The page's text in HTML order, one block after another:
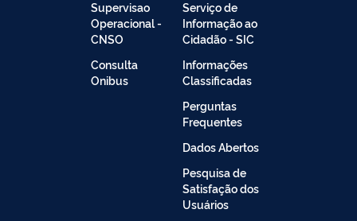
Supervisao
Operacional -
CNSO
Consulta
Onibus
Serviço de
Informação ao
Cidadão - SIC
Informações
Classificadas
Perguntas
Frequentes
Dados Abertos
Pesquisa de
Satisfação dos
Usuários